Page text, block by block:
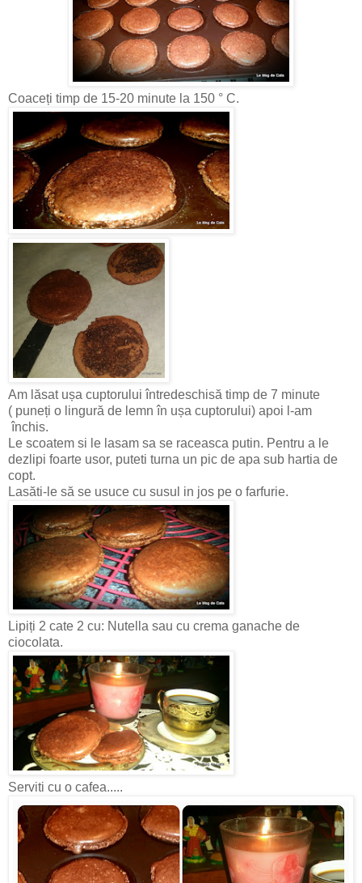
Coaceți timp de 15-20 minute la 150 ° C.
Am lăsat ușa cuptorului întredeschisă timp de 7 minute
( puneți o lingură de lemn în ușa cuptorului) apoi l-am
închis.
Le scoatem si le lasam sa se raceasca putin. Pentru a le
dezlipi foarte usor, puteti turna un pic de apa sub hartia de
copt.
Lasăti-le să se usuce cu susul in jos pe o farfurie.
Lipiți 2 cate 2 cu: Nutella sau cu crema ganache de
ciocolata.
Serviti cu o cafea.....